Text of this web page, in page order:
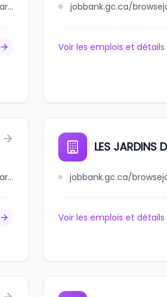
jobbank.gc.ca/browsejobs/employer/les+jardins+a.+gu%C3%A9rin+et+fils+inc/ca
Voir les emplois et détails
jobbank.gc.ca/browsejobs/employer/les+jardins+d%27%C3%A9vang%C3%A9line/ca
LES JARDINS
Voir les emplois et détails